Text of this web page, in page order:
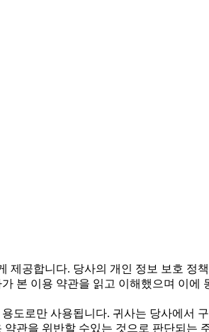
공합니다. 당사의 개인 정보 보호 정
본 이용 약관을 읽고 이해했으며 이에
로만 사용됩니다. 귀사는 당사에서
관을 위반할 수있는 것으로 판단되는